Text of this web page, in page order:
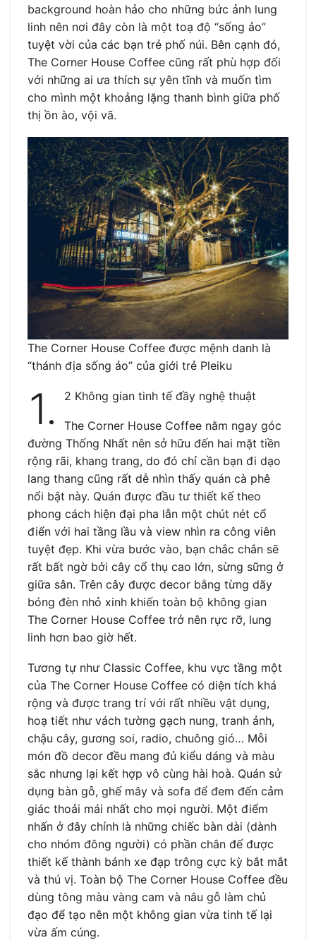
background hoàn hảo cho những bức ảnh lung
linh nên nơi đây còn là một toạ độ “sống ảo”
tuyệt vời của các bạn trẻ phố núi. Bên cạnh đó,
The Corner House Coffee cũng rất phù hợp đối
với những ai ưa thích sự yên tĩnh và muốn tìm
cho mình một khoảng lặng thanh bình giữa phố
thị ồn ào, vội vã.
The Corner House Coffee được mệnh danh là
“thánh địa sống ảo” của giới trẻ Pleiku
1. 2 Không gian tinh tế đầy nghệ thuật
The Corner House Coffee nằm ngay góc
đường Thống Nhất nên sở hữu đến hai mặt tiền
rộng rãi, khang trang, do đó chỉ cần bạn đi dạo
lang thang cũng rất dễ nhìn thấy quán cà phê
nổi bật này. Quán được đầu tư thiết kế theo
phong cách hiện đại pha lẫn một chút nét cổ
điển với hai tầng lầu và view nhìn ra công viên
tuyệt đẹp. Khi vừa bước vào, bạn chắc chắn sẽ
rất bất ngờ bởi cây cổ thụ cao lớn, sừng sững ở
giữa sân. Trên cây được decor bằng từng dãy
bóng đèn nhỏ xinh khiến toàn bộ không gian
The Corner House Coffee trở nên rực rỡ, lung
linh hơn bao giờ hết.
Tương tự như Classic Coffee, khu vực tầng một
của The Corner House Coffee có diện tích khá
rộng và được trang trí với rất nhiều vật dụng,
hoạ tiết như vách tường gạch nung, tranh ảnh,
chậu cây, gương soi, radio, chuông gió… Mỗi
món đồ decor đều mang đủ kiểu dáng và màu
sắc nhưng lại kết hợp vô cùng hài hoà. Quán sử
dụng bàn gỗ, ghế mây và sofa để đem đến cảm
giác thoải mái nhất cho mọi người. Một điểm
nhấn ở đây chính là những chiếc bàn dài (dành
cho nhóm đông người) có phần chân đế được
thiết kế thành bánh xe đạp trông cực kỳ bắt mắt
và thú vị. Toàn bộ The Corner House Coffee đều
dùng tông màu vàng cam và nâu gỗ làm chủ
đạo để tạo nên một không gian vừa tinh tế lại
vừa ấm cúng.